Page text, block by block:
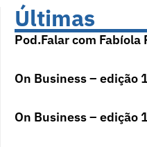
Últimas
Pod.Falar com
On Business – edição
On Business – edição